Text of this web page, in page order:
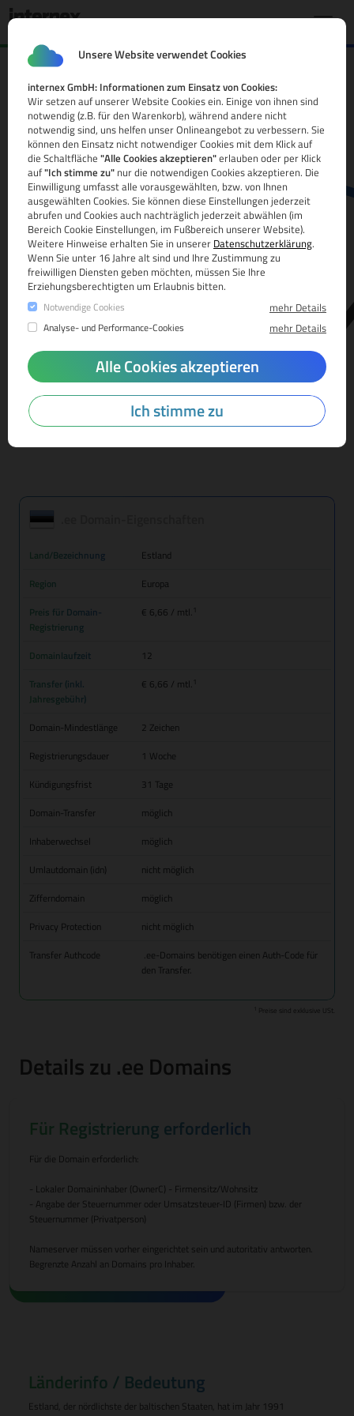
Unsere Website verwendet Cookies
internex GmbH: Informationen zum Einsatz von Cookies:
Wir setzen auf unserer Website Cookies ein. Einige von ihnen sind
notwendig (z.B. für den Warenkorb), während andere nicht
notwendig sind, uns helfen unser Onlineangebot zu verbessern. Sie
können den Einsatz nicht notwendiger Cookies mit dem Klick auf
die Schaltfläche "Alle Cookies akzeptieren"erlauben oder per Klick
auf"Ich stimme zu" nur die notwendigen Cookies akzeptieren. Die
Einwilligung umfasst alle vorausgewählten, bzw. von Ihnen
ausgewählten Cookies. Sie können diese Einstellungen jederzeit
abrufen und Cookies auch nachträglich jederzeit abwählen (im
Bereich Cookie Einstellungen, im Fußbereich unserer Website).
Weitere Hinweise erhalten Sie in unserer Datenschutzerklärung.
Wenn Sie unter 16 Jahre alt sind und Ihre Zustimmung zu
freiwilligen Diensten geben möchten, müssen Sie Ihre
Erziehungsberechtigten um Erlaubnis bitten.
Notwendige Cookies mehr Details
Analyse- und Performance-Cookies mehr Details
Alle Cookies akzeptieren
Ich stimme zu
.ee Domain
Alle Infos
www.
Mehr Infos zur Domain-Endung
Land/Bezeichnung
Estland
Region
Europa
Preis für Domain-
Registrierung
€ 6,66 / mtl.
Domainlaufzeit
12
Transfer (inkl.
Jahresgebühr)
€ 6,66 / mtl.
Domain-Mindestlänge
2 Zeichen
Registrierungsdauer
1 Woche
Kündigungsfrist
31 Tage
Domain-Transfer
möglich
Inhaberwechsel
möglich
Umlautdomain (idn)
nicht möglich
Zifferndomain
möglich
Privacy Protection
nicht möglich
Transfer Authcode
.ee-Domains benötigen einen Auth-Code für
den Transfer.
Preise sind exklusive USt.
Details zu .ee Domains
Für Registrierung erforderlich
Für die Domain erforderlich:
- Lokaler Domaininhaber (OwnerC) - Firmensitz/Wohnsitz
- Angabe der Steuernummer oder Umsatzsteuer-ID (Firmen) bzw. der
Steuernummer (Privatperson)
Nameserver müssen vorher eingerichtet sein und autoritativ antworten.
Begrenzte Anzahl an Domains pro Inhaber.
Länderinfo / Bedeutung
Estland, der nördlichste der baltischen Staaten, hat im Jahr 1991